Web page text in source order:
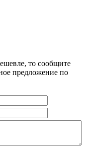
то сообщите
предложение по